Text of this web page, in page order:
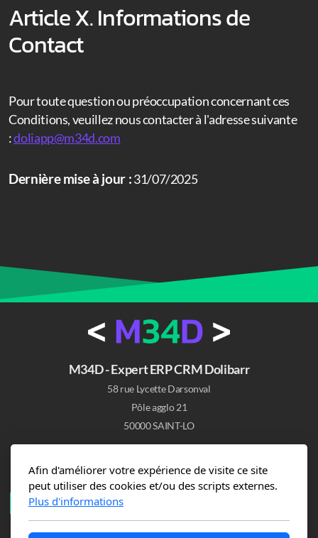
Article X. Informations de
Contact
Pour toute question ou préoccupation concernant ces
Conditions, veuillez nous contacter à l'adresse suivante
:doliapp@m34d.com
Dernière mise à jour :31/07/2025
M34D - Expert ERP CRM Dolibarr
58 rue Lycette Darsonval
Pôle agglo 21
50000 SAINT-LO
Politique de confidentialité
CGPS
CGU Plan du site
Afin d'améliorer votre expérience de visite ce site
peut utiliser des cookies et/ou des scripts externes.
Plus d'informations